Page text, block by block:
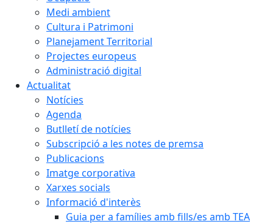
Medi ambient
Cultura i Patrimoni
Planejament Territorial
Projectes europeus
Administració digital
Actualitat
Notícies
Agenda
Butlletí de notícies
Subscripció a les notes de premsa
Publicacions
Imatge corporativa
Xarxes socials
Informació d'interès
Guia per a famílies amb fills/es amb TEA